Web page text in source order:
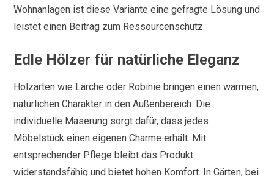
Wohnanlagen ist diese Variante eine gefragte Lösung und
leistet einen Beitrag zum Ressourcenschutz.
Edle Hölzer für natürliche Eleganz
Holzarten wie Lärche oder Robinie bringen einen warmen,
natürlichen Charakter in den Außenbereich. Die
individuelle Maserung sorgt dafür, dass jedes
Möbelstück einen eigenen Charme erhält. Mit
entsprechender Pflege bleibt das Produkt
widerstandsfähig und bietet hohen Komfort. In Gärten, bei